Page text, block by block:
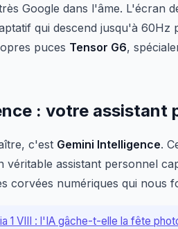
Google dans l'âme. L'écran
qui descend jusqu'à 60Hz
puces Tensor G6,
: votre assistant
c'est Gemini Intelligence.
véritable assistant personnel
corvées numériques qui nous
1 VIII : l'IA gâche-t-elle la fête